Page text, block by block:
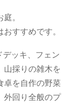
。
すすめです。
ッキ、フェン
山採りの雑木を
卓を自作の野菜
外回り全般のプ